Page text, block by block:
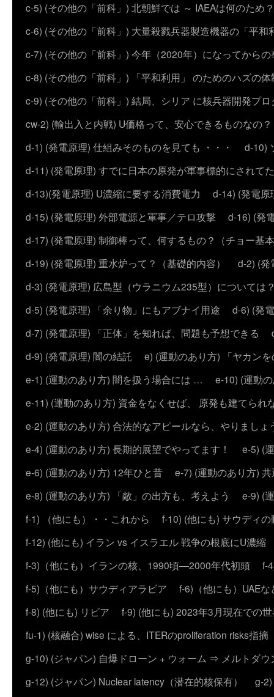
c-5) (その他の「前科」) 北朝鮮では ～ IAEAは何のため
c-6) (その他の「前科」) 大量殺戮兵器製造機器の「平
c-7) (その他の「前科」) 今年（2020年）になってからの
c-8) (その他の「前科」) 「平和利用」 のためのハズの
c-9) (その他の「前科」) 結局、シリア に核兵器開発プ
cw-2) (輸出入と内戦) U価格って、安心できるものなの？
d-1) (発電原理) 仕組みそのものを見ても ・・・
d-10)
d-11) (発電原理) すでに日本の原発が軍事標的にされて
d-13)(発電原理) U濃縮に要する消費電力
d-14) (発電
d-15) (発電原理) 外部電源と軍事／テロ攻撃
d-16) (発
d-17) (発電原理) 制御棒って、何するもの？（チョー基
d-19) (発電原理) 重水炉って？（基礎的内容）
d-2) (発
d-3) (発電原理) 広島型（ウラニウム235型）については
d-5) (発電原理) 「余り物」にもアブナイ用途
d-6) (発
d-7) (発電原理) 「正体」を知れば、問題も予想できる
d-9) (発電原理) 闇の結託
e) (運動のあり方) 「ヤカン
e-1) (運動のあり方) 闇を扱う場合には …
e-10) (運動
e-11) (運動のあり方) 資金をなくせば、 原発も建てられ
e-2) (運動のあり方) 合法的なアピールなら、やりましょ
e-4) (運動のあり方) 長期的展望でやってます！
e-5) (
e-6) (運動のあり方) 12年ひと昔
e-7) (運動のあり方)
e-8) (運動のあり方) 「敵」の出方も、考えよう
e-9) (
f-1) （他にも）・・これから
f-10) (他にも) サウディの
f-12) (他にも) イラン vs イスラエル 戦争の根底にU濃縮
f-3)（他にも）イランの核、1990頃―2000年代初頭
f-
f-5)（他にも）サウディアラビア
f-6)（他にも）UAEな
f-8) (他にも) リビア
f-9) (他にも) 2023年3月現在での
fu-1) (核融合) wise による、ITERのproliferation risks指摘
g-10) (ジャパン) 自爆ドローン + ウォーム ⇒ メルトダウ
g-12) (ジャパン) Nuclear latency（潜在的核保有）
g-